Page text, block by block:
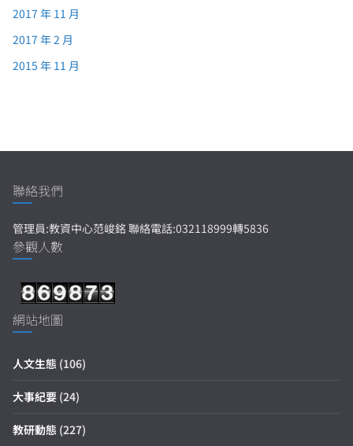
2017 年 11 月
2017 年 2 月
2015 年 11 月
聯絡我們
管理員:教資中心范峻銘 聯絡電話:032118999轉5836
參觀人數
網站地圖
人文生態 (106)
大事紀要 (24)
教研動態 (227)